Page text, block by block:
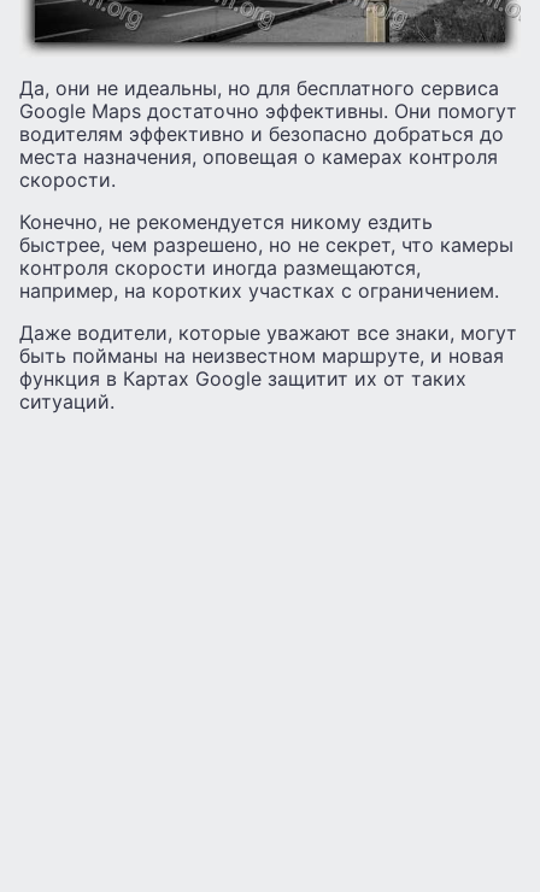
Да, они не идеальны, но для бесплатного сервиса
Google Maps достаточно эффективны. Они помогут
водителям эффективно и безопасно добраться до
места назначения, оповещая о камерах контроля
скорости.
Конечно, не рекомендуется никому ездить
быстрее, чем разрешено, но не секрет, что камеры
контроля скорости иногда размещаются,
например, на коротких участках с ограничением.
Даже водители, которые уважают все знаки, могут
быть пойманы на неизвестном маршруте, и новая
функция в Картах Google защитит их от таких
ситуаций.